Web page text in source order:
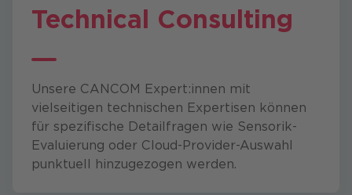
Technical Consulting
Unsere CANCOM Expert:innen mit
vielseitigen technischen Expertisen können
für spezifische Detailfragen wie Sensorik-
Evaluierung oder Cloud-Provider-Auswahl
punktuell hinzugezogen werden.